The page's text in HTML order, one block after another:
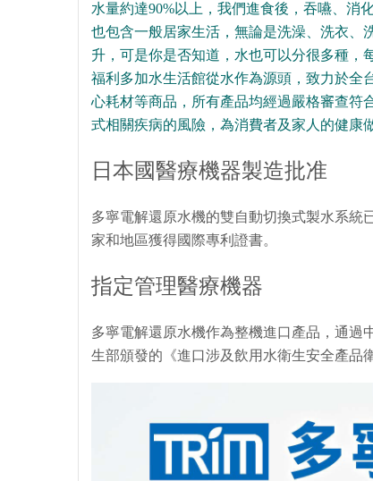
水量約達90%以上，我們進食後，吞嚥、消
也包含一般居家生活，無論是洗澡、洗衣、
升，可是你是否知道，水也可以分很多種，
福利多加水生活館從水作為源頭，致力於全
心耗材等商品，所有產品均經過嚴格審查符
式相關疾病的風險，為消費者及家人的健康
日本國醫療機器製造批准
多寧電解還原水機的雙自動切換式製水系統
家和地區獲得國際專利證書。
指定管理醫療機器
多寧電解還原水機作為整機進口產品，通
生部頒發的《進口涉及飲用水衛生安全產品